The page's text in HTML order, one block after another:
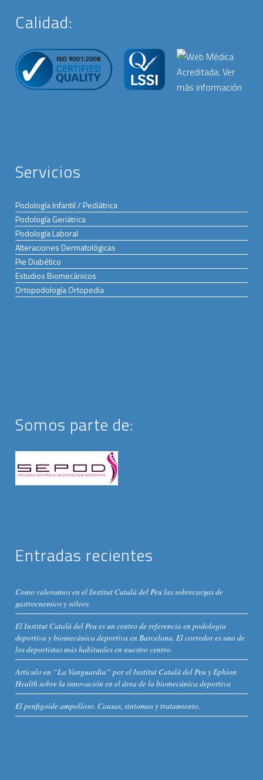
Calidad:
Servicios
Podología Infantil / Pediátrica
Podología Geriátrica
Podología Laboral
Alteraciones Dermatológicas
Pie Diabético
Estudios Biomecánicos
Ortopodología Ortopedia
Somos parte de:
Entradas recientes
Como valoramos en el Institut Catalá del Peu las sobrecargas de
gastrocnemios y sóleos.
El Institut Català del Peu es un centro de referencia en podología
deportiva y biomecánica deportiva en Barcelona. El corredor es uno de
los deportistas más habituales en nuestro centro.
Artículo en “La Vanguardia” por el Institut Català del Peu y Ephion
Health sobre la innovación en el área de la biomecánica deportiva
El penfigoide ampolloso. Causas, síntomas y tratamiento.